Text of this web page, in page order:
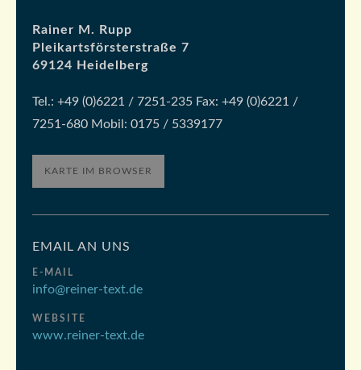
Rainer M. Rupp
Pleikartsförsterstraße 7
69124 Heidelberg
Tel.: +49 (0)6221 / 7251-235 Fax: +49 (0)6221 /
7251-680 Mobil: 0175 / 5339177
KARTE IM BROWSER
EMAIL AN UNS
E-MAIL
info@reiner-text.de
WEBSITE
www.reiner-text.de